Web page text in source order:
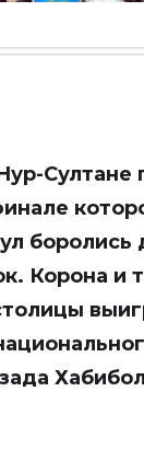
Султане
боролись
Корона и